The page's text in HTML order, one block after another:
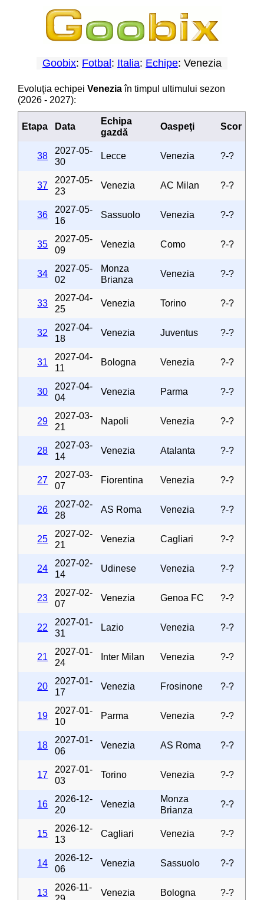
Goobix: Fotbal : Italia: Echipe: Venezia
Evoluţia echipeiVeneziaîn timpul ultimului sezon
(2026 - 2027):
Etapa Data
Echipa
gazdă
Oaspeţi Scor
38
2027-05-
30
Lecce Venezia ?-?
37
2027-05-
23
Venezia AC Milan ?-?
36
2027-05-
16
Sassuolo Venezia ?-?
35
2027-05-
09
Venezia Como ?-?
34
2027-05-
02
Monza
Brianza
Venezia ?-?
33
2027-04-
25
Venezia Torino ?-?
32
2027-04-
18
Venezia Juventus ?-?
31
2027-04-
11
Bologna Venezia ?-?
30
2027-04-
04
Venezia Parma ?-?
29
2027-03-
21
Napoli Venezia ?-?
28
2027-03-
14
Venezia Atalanta ?-?
27
2027-03-
07
Fiorentina Venezia ?-?
26
2027-02-
28
AS Roma Venezia ?-?
25
2027-02-
21
Venezia Cagliari ?-?
24
2027-02-
14
Udinese Venezia ?-?
23
2027-02-
07
Venezia Genoa FC ?-?
22
2027-01-
31
Lazio Venezia ?-?
21
2027-01-
24
Inter Milan Venezia ?-?
20
2027-01-
17
Venezia Frosinone ?-?
19
2027-01-
10
Parma Venezia ?-?
18
2027-01-
06
Venezia AS Roma ?-?
17
2027-01-
03
Torino Venezia ?-?
16
2026-12-
20
Venezia
Monza
Brianza
?-?
15
2026-12-
13
Cagliari Venezia ?-?
14
2026-12-
06
Venezia Sassuolo ?-?
13
2026-11-
Venezia Bologna ?-?